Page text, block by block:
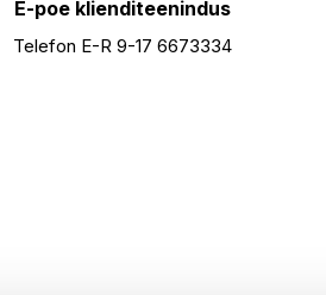
E-poe klienditeenindus
Telefon E-R 9-17 6673334